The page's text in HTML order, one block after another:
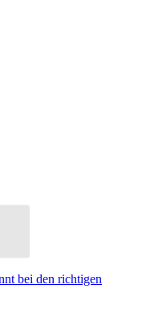
bei den richtigen